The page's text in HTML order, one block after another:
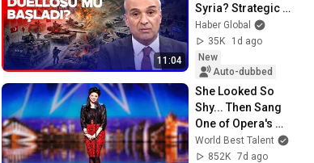
11:04
Syria? Strategic
Analysis from
Journalist Ercan
Gürses
Haber Global
35K
1d ago
New
Auto-dubbed
She Looked So
Shy... Then Sang
One of Opera's
Hardest Songs!
World Best Talent
852K 7d ago